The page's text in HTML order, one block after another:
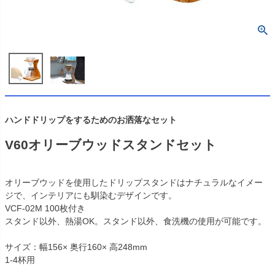
ハンドドリップをするためのお洒落なセット
V60オリーブウッドスタンドセット
オリーブウッドを使用したドリップスタンドはナチュラルなイメー
ジで、インテリアにも馴染むデザインです。
VCF-02M 100枚付き
スタンド以外、熱湯OK。スタンド以外、食洗機の使用が可能です。
サイズ：幅156× 奥行160× 高248mm
1-4杯用